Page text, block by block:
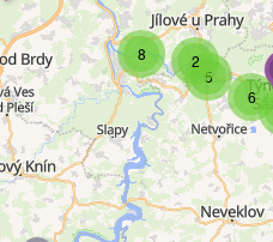
8
6
5
2